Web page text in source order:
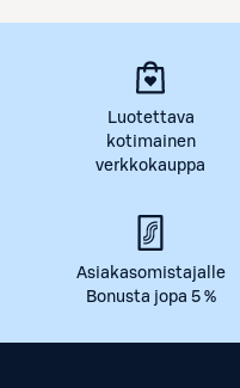
Luotettava
kotimainen
verkkokauppa
Asiakasomistajalle
Bonusta jopa 5 %